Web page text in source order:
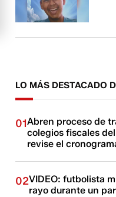
LO MÁS DESTACADO
01Abren proceso de
colegios fiscales
revise el
02VIDEO: futbolista
rayo durante un